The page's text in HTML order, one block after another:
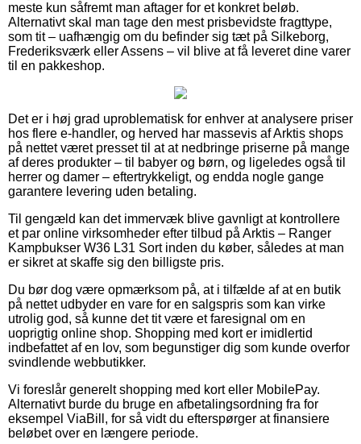
meste kun såfremt man aftager for et konkret beløb.
Alternativt skal man tage den mest prisbevidste fragttype,
som tit – uafhængig om du befinder sig tæt på Silkeborg,
Frederiksværk eller Assens – vil blive at få leveret dine varer
til en pakkeshop.
Det er i høj grad uproblematisk for enhver at analysere priser
hos flere e-handler, og herved har massevis af Arktis shops
på nettet været presset til at at nedbringe priserne på mange
af deres produkter – til babyer og børn, og ligeledes også til
herrer og damer – eftertrykkeligt, og endda nogle gange
garantere levering uden betaling.
Til gengæld kan det immervæk blive gavnligt at kontrollere
et par online virksomheder efter tilbud på Arktis – Ranger
Kampbukser W36 L31 Sort inden du køber, således at man
er sikret at skaffe sig den billigste pris.
Du bør dog være opmærksom på, at i tilfælde af at en butik
på nettet udbyder en vare for en salgspris som kan virke
utrolig god, så kunne det tit være et faresignal om en
uoprigtig online shop. Shopping med kort er imidlertid
indbefattet af en lov, som begunstiger dig som kunde overfor
svindlende webbutikker.
Vi foreslår generelt shopping med kort eller MobilePay.
Alternativt burde du bruge en afbetalingsordning fra for
eksempel ViaBill, for så vidt du efterspørger at finansiere
beløbet over en længere periode.